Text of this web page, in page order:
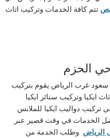
تتم كافة الخدمات وتركيب اثاث
الحزم
غرب الرياض يقوم بتركيب
ايكيا وتركيب ستائر ايكيا
تركيب دواليب ايكيا للملابس
الخدمات في وقت قصير عبر
وطلب الخدمة من